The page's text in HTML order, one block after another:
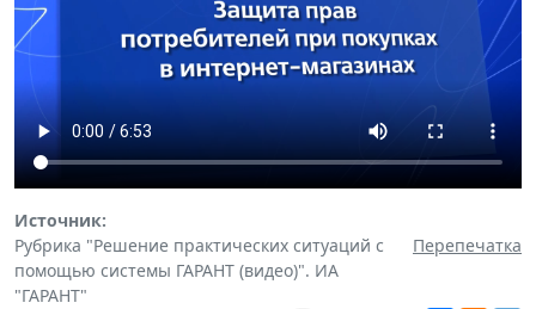
Источник:
Рубрика "Решение практических ситуаций с
помощью системы ГАРАНТ (видео)". ИА
"ГАРАНТ"
Перепечатка